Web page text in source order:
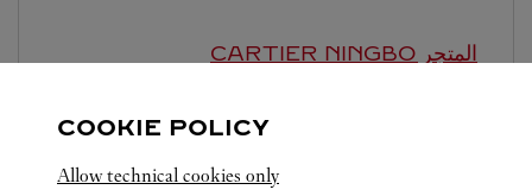
المتجر CARTIER NINGBO
Zhejiang
COOKIE POLICY
Allow technical cookies only